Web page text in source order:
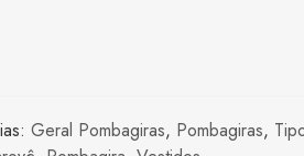
Geral Pombagiras, Pombagiras,